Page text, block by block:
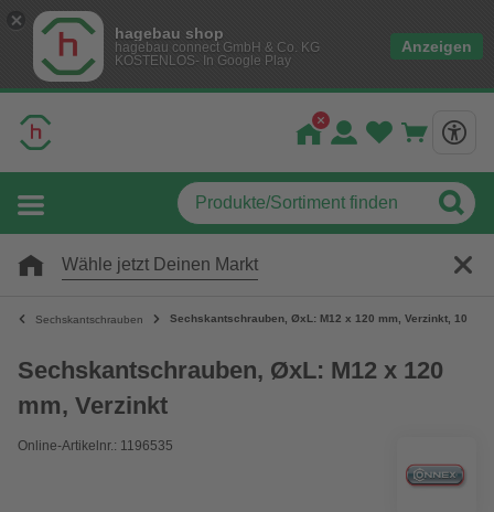
hagebau shop
hagebau connect GmbH & Co. KG
KOSTENLOS- In Google Play
Anzeigen
Wähle jetzt Deinen Markt
Sechskantschrauben Sechskantschrauben, ØxL: M12 x 120 mm, Verzinkt, 1000
Sechskantschrauben, ØxL: M12 x 120
mm, Verzinkt
Online-Artikelnr.: 1196535